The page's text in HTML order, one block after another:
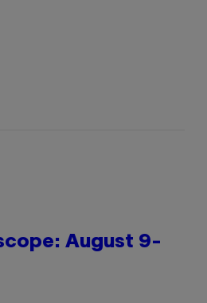
August 9-